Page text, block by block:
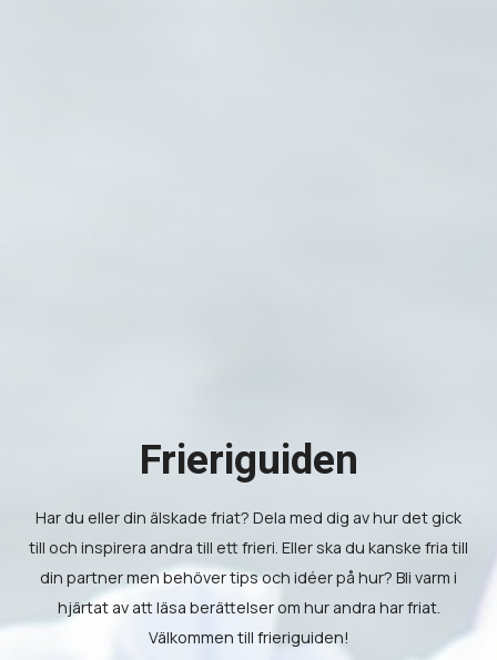
Frieriguiden
Har du eller din älskade friat? Dela med dig av hur det gick
till och inspirera andra till ett frieri. Eller ska du kanske fria till
din partner men behöver tips och idéer på hur? Bli varm i
hjärtat av att läsa berättelser om hur andra har friat.
Välkommen till frieriguiden!